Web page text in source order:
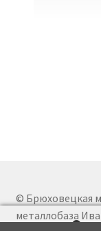
© Брюховецкая
металлобаза